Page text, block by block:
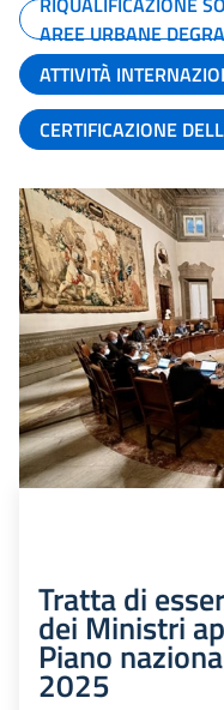
AREE URBANE
ATTIVITÀ
CERTIFICAZIONE
Tratta di
dei Ministri
Piano
2025